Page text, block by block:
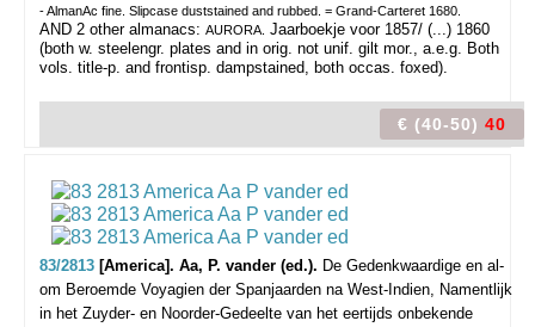
- AlmanAc fine. Slipcase duststained and rubbed. = Grand-Carteret 1680.
AND 2 other almanacs: AURORA. Jaarboekje voor 1857/ (...) 1860
(both w. steelengr. plates and in orig. not unif. gilt mor., a.e.g. Both
vols. title-p. and frontisp. dampstained, both occas. foxed).
€ (40-50) 40
83/2813 [America]. Aa, P. vander (ed.). De Gedenkwaardige en al-
om Beroemde Voyagien der Spanjaarden na West-Indien, Namentlijk
in het Zuyder- en Noorder-Gedeelte van het eertijds onbekende